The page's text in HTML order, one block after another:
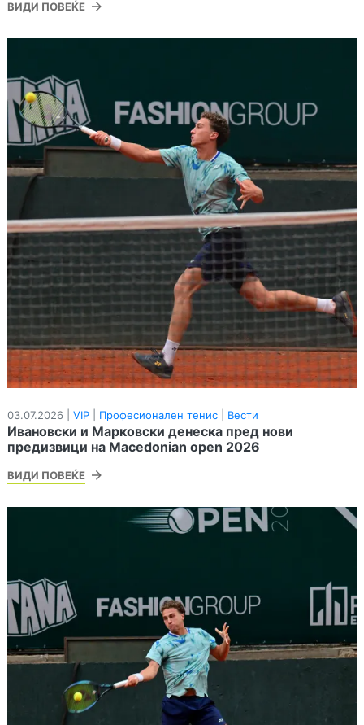
ВИДИ ПОВЕЌЕ
03.07.2026 | VIP Професионален тенис Вести
Ивановски и Марковски денеска пред нови
предизвици на Macedonian open 2026
ВИДИ ПОВЕЌЕ